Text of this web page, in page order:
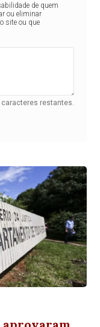
de quem
ou eliminar
site ou que
caracteres restantes.